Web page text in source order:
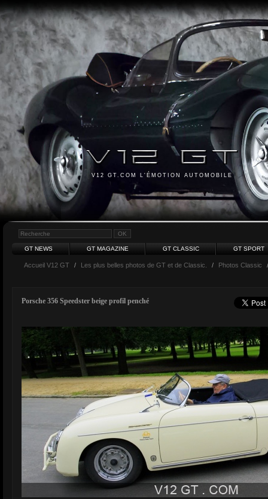
V12 GT.COM L'ÉMOTION AUTOMOBILE
GT NEWS GT MAGAZINE GT CLASSIC GT SPORT
Accueil V12 GT / Les plus belles photos de GT et de Classic. / Photos Classic
Porsche 356 Speedster beige profil penché